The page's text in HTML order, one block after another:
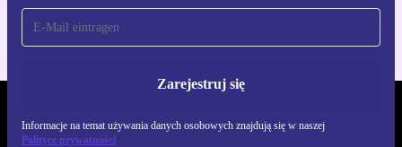
Zarejestruj się
Informacje na temat używania danych osobowych znajdują się w naszej
Polityce prywatności